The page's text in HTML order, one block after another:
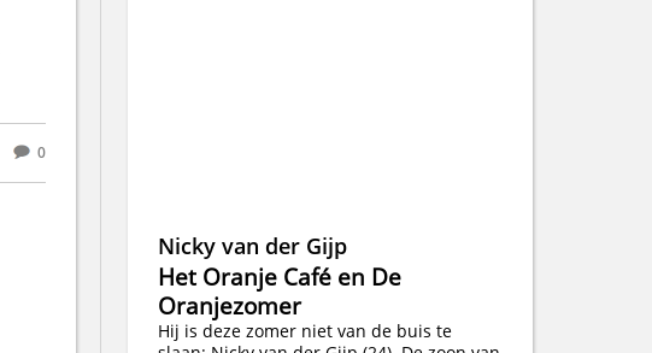
0
Nicky van der Gijp
Het Oranje Café en De
Oranjezomer
Hij is deze zomer niet van de buis te